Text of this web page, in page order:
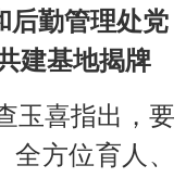
后勤管理处党
建基地揭牌
玉喜指出，要
全方位育人、